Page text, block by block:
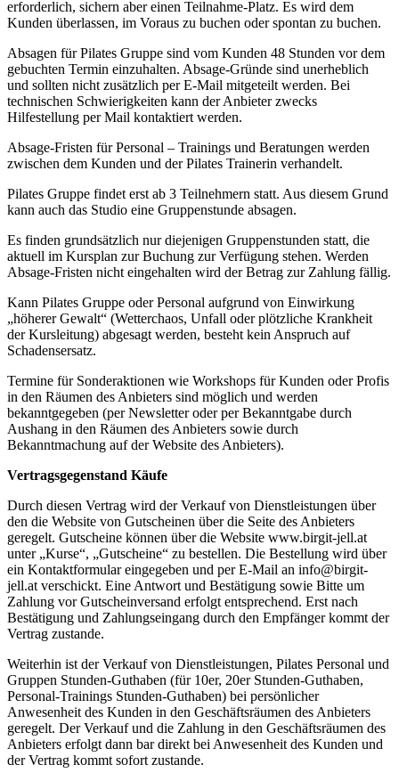
erforderlich, sichern aber einen Teilnahme-Platz. Es wird dem
Kunden überlassen, im Voraus zu buchen oder spontan zu buchen.
Absagen für Pilates Gruppe sind vom Kunden 48 Stunden vor dem
gebuchten Termin einzuhalten. Absage-Gründe sind unerheblich
und sollten nicht zusätzlich per E-Mail mitgeteilt werden. Bei
technischen Schwierigkeiten kann der Anbieter zwecks
Hilfestellung per Mail kontaktiert werden.
Absage-Fristen für Personal – Trainings und Beratungen werden
zwischen dem Kunden und der Pilates Trainerin verhandelt.
Pilates Gruppe findet erst ab 3 Teilnehmern statt. Aus diesem Grund
kann auch das Studio eine Gruppenstunde absagen.
Es finden grundsätzlich nur diejenigen Gruppenstunden statt, die
aktuell im Kursplan zur Buchung zur Verfügung stehen. Werden
Absage-Fristen nicht eingehalten wird der Betrag zur Zahlung fällig.
Kann Pilates Gruppe oder Personal aufgrund von Einwirkung
„höherer Gewalt“ (Wetterchaos, Unfall oder plötzliche Krankheit
der Kursleitung) abgesagt werden, besteht kein Anspruch auf
Schadensersatz.
Termine für Sonderaktionen wie Workshops für Kunden oder Profis
in den Räumen des Anbieters sind möglich und werden
bekanntgegeben (per Newsletter oder per Bekanntgabe durch
Aushang in den Räumen des Anbieters sowie durch
Bekanntmachung auf der Website des Anbieters).
Vertragsgegenstand Käufe
Durch diesen Vertrag wird der Verkauf von Dienstleistungen über
den die Website von Gutscheinen über die Seite des Anbieters
geregelt. Gutscheine können über die Website www.birgit-jell.at
unter „Kurse“, „Gutscheine“ zu bestellen. Die Bestellung wird über
ein Kontaktformular eingegeben und per E-Mail an info@birgit-
jell.at verschickt. Eine Antwort und Bestätigung sowie Bitte um
Zahlung vor Gutscheinversand erfolgt entsprechend. Erst nach
Bestätigung und Zahlungseingang durch den Empfänger kommt der
Vertrag zustande.
Weiterhin ist der Verkauf von Dienstleistungen, Pilates Personal und
Gruppen Stunden-Guthaben (für 10er, 20er Stunden-Guthaben,
Personal-Trainings Stunden-Guthaben) bei persönlicher
Anwesenheit des Kunden in den Geschäftsräumen des Anbieters
geregelt. Der Verkauf und die Zahlung in den Geschäftsräumen des
Anbieters erfolgt dann bar direkt bei Anwesenheit des Kunden und
der Vertrag kommt sofort zustande.